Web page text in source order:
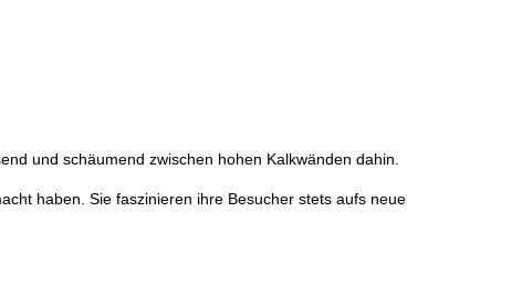
und schäumend zwischen hohen Kalkwänden dahin.
haben. Sie faszinieren ihre Besucher stets aufs neue